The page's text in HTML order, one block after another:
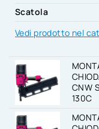
Scatola
Vedi prodotto nel
CNW
130C